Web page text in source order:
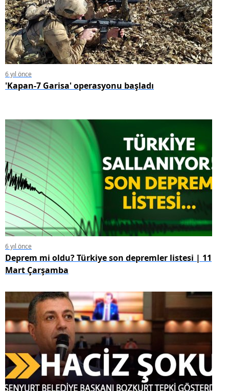
6 yıl önce
'Kapan-7 Garisa' operasyonu başladı
6 yıl önce
Deprem mi oldu? Türkiye son depremler listesi | 11
Mart Çarşamba